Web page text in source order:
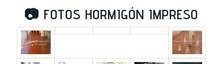
📷 FOTOS HORMIGÓN IMPRESO